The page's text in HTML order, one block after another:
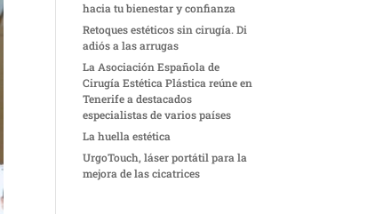
hacia tu bienestar y confianza
Retoques estéticos sin cirugía. Di
adiós a las arrugas
La Asociación Española de
Cirugía Estética Plástica reúne en
Tenerife a destacados
especialistas de varios países
La huella estética
UrgoTouch, láser portátil para la
mejora de las cicatrices